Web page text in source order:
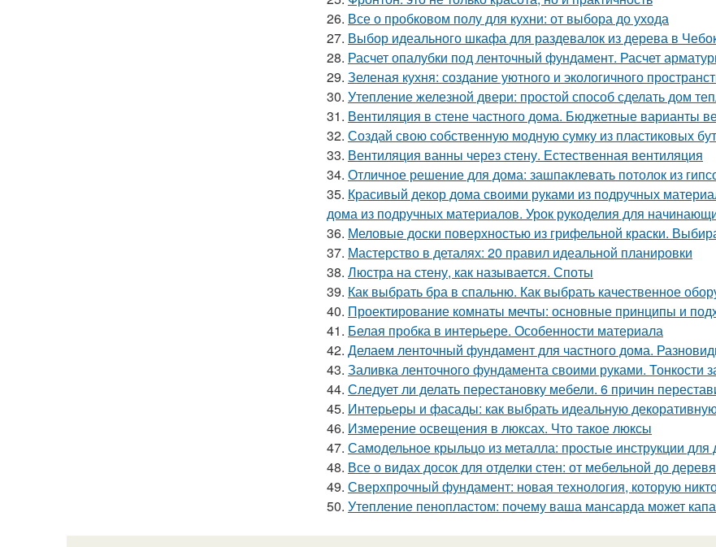
26. Все о пробковом полу для кухни: от выбора до ухода
27. Выбор идеального шкафа для раздевалок из дерева в
28. Расчет опалубки под ленточный фундамент. Расчет
29. Зеленая кухня: создание уютного и экологичного
30. Утепление железной двери: простой способ сделать дом
31. Вентиляция в стене частного дома. Бюджетные варианты
32. Создай свою собственную модную сумку из пластиковых
33. Вентиляция ванны через стену. Естественная вентиляция
34. Отличное решение для дома: зашпаклевать потолок из
35. Красивый декор дома своими руками из подручных
дома из подручных материалов. Урок рукоделия для
36. Меловые доски поверхностью из грифельной краски.
37. Мастерство в деталях: 20 правил идеальной планировки
38. Люстра на стену, как называется. Споты
39. Как выбрать бра в спальню. Как выбрать качественное
40. Проектирование комнаты мечты: основные принципы и
41. Белая пробка в интерьере. Особенности материала
42. Делаем ленточный фундамент для частного дома.
43. Заливка ленточного фундамента своими руками. Тонкости
44. Следует ли делать перестановку мебели. 6 причин
45. Интерьеры и фасады: как выбрать идеальную
46. Измерение освещения в люксах. Что такое люксы
47. Самодельное крыльцо из металла: простые инструкции
48. Все о видах досок для отделки стен: от мебельной до
49. Сверхпрочный фундамент: новая технология, которую
50. Утепление пенопластом: почему ваша мансарда может